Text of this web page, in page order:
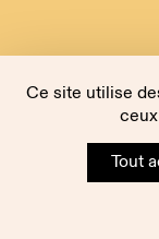
Ce site utilise
Tout